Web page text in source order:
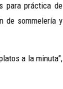
para práctica de
de sommelería y
a la minuta”,